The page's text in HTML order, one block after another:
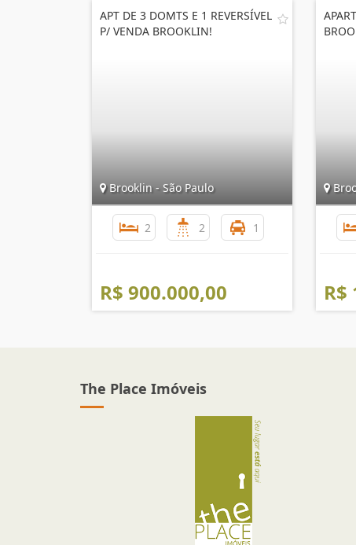
APT DE 3 DOMTS E 1 REVERSÍVEL
P/ VENDA BROOKLIN!
Brooklin - São Paulo
2 2 1
R$ 900.000,00 R$
The Place Imóveis